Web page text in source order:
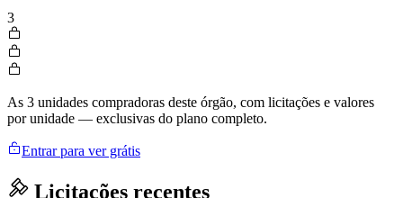
3
As 3 unidades compradoras deste órgão, com licitações e valores
por unidade — exclusivas do plano completo.
Entrar para ver grátis
Licitações recentes